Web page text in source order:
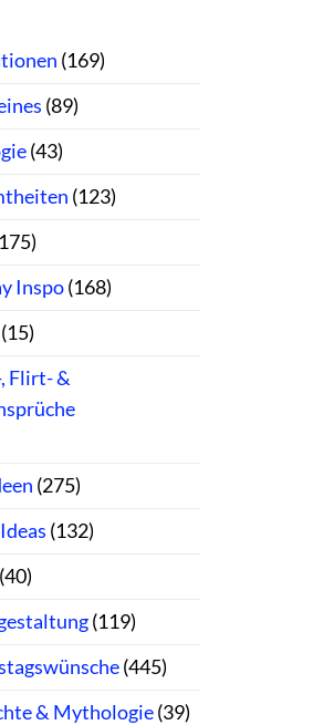
(169)
(89)
(43)
(123)
Inspo(168)
(15)
Flirt- &
(275)
(132)
(40)
(119)
(445)
& Mythologie(39)